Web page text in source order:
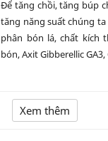
Để tăng chồi, tăng búp
tăng năng suất chúng
phân bón lá, chất kích
bón, Axit Gibberellic
Xem thêm